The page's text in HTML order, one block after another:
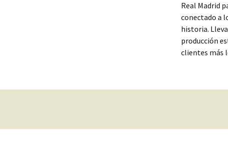
Real Madrid
conectado a
historia.
producción
clientes más